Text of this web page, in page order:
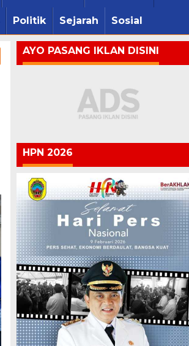
Politik Sejarah Sosial
AYO PASANG IKLAN DISINI
HPN 2026